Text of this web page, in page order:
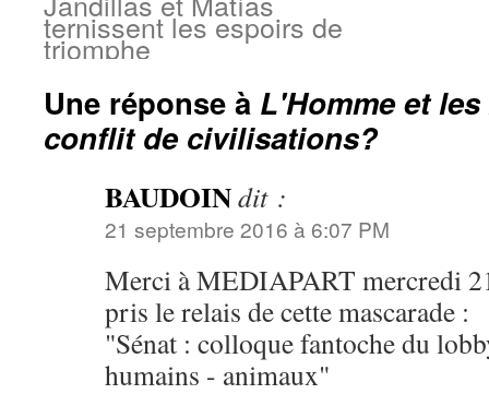
ternissent les espoirs de
triomphe
Une réponse à L'Homme et
conflit de civilisations?
BAUDOINdit :
21 septembre 2016 à 6:07 PM
Merci à MEDIAPART mercredi
pris le relais de cette mascarade :
"Sénat : colloque fantoche du
humains - animaux"